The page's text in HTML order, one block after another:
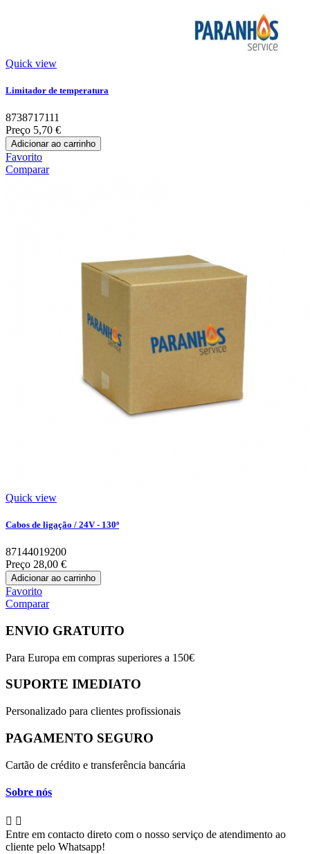
Quick view
Limitador de temperatura
8738717111
Preço 5,70 €
Adicionar ao carrinho
Favorito
Comparar
Quick view
Cabos de ligação / 24V - 130º
87144019200
Preço 28,00 €
Adicionar ao carrinho
Favorito
Comparar
ENVIO GRATUITO
Para Europa em compras superiores a 150€
SUPORTE IMEDIATO
Personalizado para clientes profissionais
PAGAMENTO SEGURO
Cartão de crédito e transferência bancária
Sobre nós
 
Entre em contacto direto com o nosso serviço de atendimento ao
cliente pelo Whatsapp!